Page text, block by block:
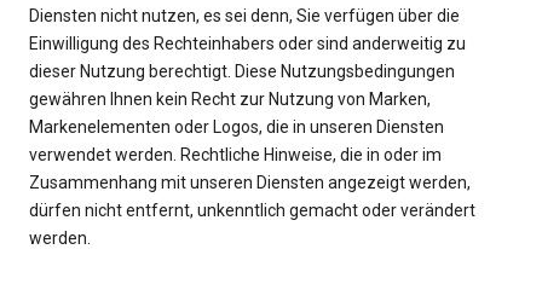
Diensten nicht nutzen, es sei denn, Sie verfügen über die
Einwilligung des Rechteinhabers oder sind anderweitig zu
dieser Nutzung berechtigt. Diese Nutzungsbedingungen
gewähren Ihnen kein Recht zur Nutzung von Marken,
Markenelementen oder Logos, die in unseren Diensten
verwendet werden. Rechtliche Hinweise, die in oder im
Zusammenhang mit unseren Diensten angezeigt werden,
dürfen nicht entfernt, unkenntlich gemacht oder verändert
werden.